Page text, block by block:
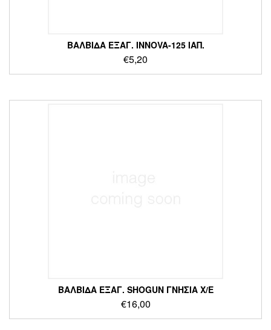
ΒΑΛΒΙΔΑ ΕΞΑΓ. INNOVA-125 ΙΑΠ.
€5,20
ΒΑΛΒΙΔΑ ΕΞΑΓ. SHOGUN ΓΝΗΣΙΑ Χ/Ε
€16,00